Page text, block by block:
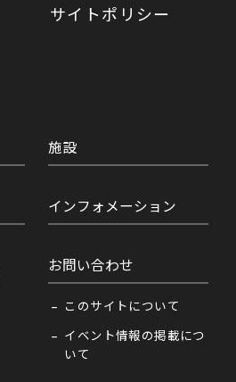
サイトポリシー
施設
インフォメーション
お問い合わせ
このサイトについて
イベント情報の掲載につ
いて